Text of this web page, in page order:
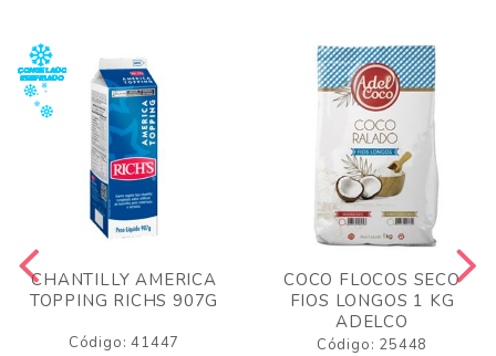
CHANTILLY AMERICA
TOPPING RICHS 907G
Código: 41447
COCO FLOCOS SECO
FIOS LONGOS 1 KG
ADELCO
Código: 25448